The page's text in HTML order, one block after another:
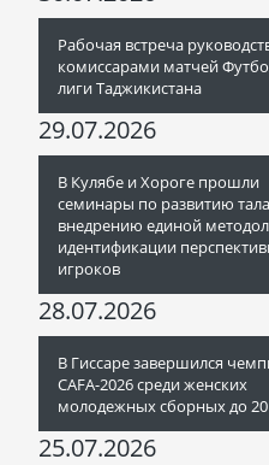
Рабочая встреча
комиссарами матчей
лиги Таджикистана
29.07.2026
В Кулябе и Хороге прошли
семинары по развитию
внедрению единой
идентификации
игроков
28.07.2026
В Гиссаре завершился
CAFA-2026 среди женских
молодежных сборных до 20
25.07.2026